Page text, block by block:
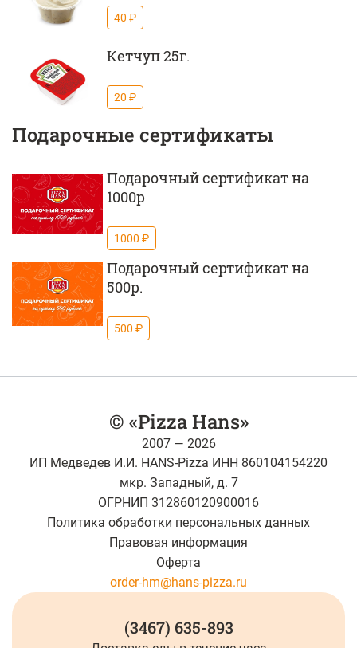
40 ₽
Кетчуп 25г.
20 ₽
Подарочные сертификаты
Подарочный сертификат на
1000р
1000 ₽
Подарочный сертификат на
500р.
500 ₽
© «Pizza Hans»
2007 — 2026
ИП Медведев И.И. HANS-Pizza ИНН 860104154220
мкр. Западный, д. 7
ОГРНИП 312860120900016
Политика обработки персональных данных
Правовая информация
Оферта
order-hm@hans-pizza.ru
(3467) 635-893